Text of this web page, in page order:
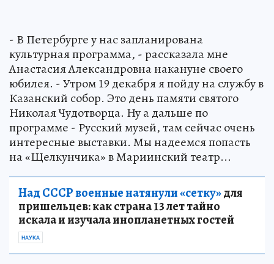
- В Петербурге у нас запланирована
культурная программа, - рассказала мне
Анастасия Александровна накануне своего
юбилея. - Утром 19 декабря я пойду на службу в
Казанский собор. Это день памяти святого
Николая Чудотворца. Ну а дальше по
программе - Русский музей, там сейчас очень
интересные выставки. Мы надеемся попасть
на «Щелкунчика» в Мариинский театр...
Над СССР военные натянули «сетку»для
пришельцев: как страна 13 лет тайно
искала и изучала инопланетных гостей
НАУКА